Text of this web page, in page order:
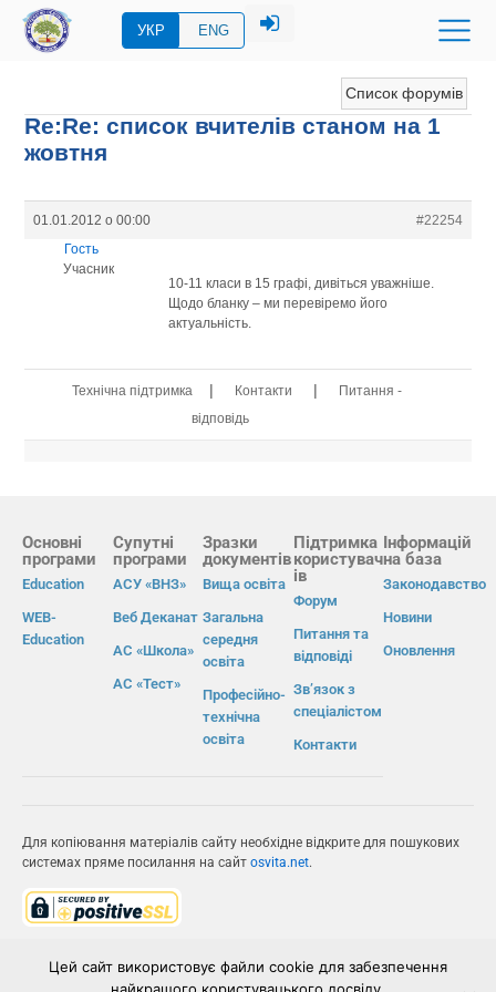
УКР ENG
Список форумів
Re:Re: список вчителів станом на 1
жовтня
01.01.2012 о 00:00
#22254
Гость
Учасник
10-11 класи в 15 графі, дивіться уважніше.
Щодо бланку – ми перевіремо його
актуальність.
Технічна підтримка | Контакти |
Питання -
відповідь
Основні
програми
Education
WEB-
Education
Супутні
програми
АСУ «ВНЗ»
Веб Деканат
АС «Школа»
АС «Тест»
Зразки
документів
Вища освіта
Загальна
середня
освіта
Професійно-
технічна
освіта
Підтримка
користувач
ів
Форум
Питання та
відповіді
Зв’язок з
спеціалістом
Контакти
Інформацій
на база
Законодавство
Новини
Оновлення
Для копіювання матеріалів сайту необхідне відкрите для пошукових
системах пряме посилання на сайт osvita.net.
Цей сайт використовує файли cookie для забезпечення